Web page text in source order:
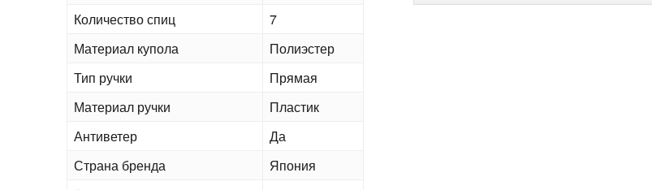
Количество спиц
7
Материал купола
Полиэстер
Тип ручки
Прямая
Материал ручки
Пластик
Антиветер
Да
Страна бренда
Япония